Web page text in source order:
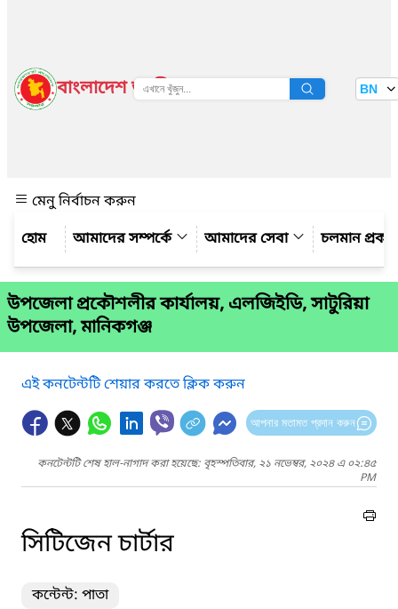
বাংলাদেশ জাতীয় তথ্য বাতায়ন BN
মেনু নির্বাচন করুন
আমাদের সম্পর্কে
আমাদের সেবা চলমান
উপজেলা প্রকৌশলীর কার্যালয়, এলজিইডি, সাটুরিয়া
উপজেলা, মানিকগঞ্জ
এই কনটেন্টটি শেয়ার করতে ক্লিক করুন
আপনার মতামত প্রদান করুন
কনটেন্টটি শেষ হাল-নাগাদ করা হয়েছে: বৃহস্পতিবার, ২১ নভেম্বর, ২০২৪ এ ০২:৪৫
PM
সিটিজেন চার্টার
কন্টেন্ট: পাতা